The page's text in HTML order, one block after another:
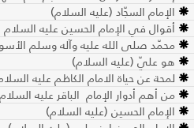
الإمام السجّاد (عليه السلام)
أقوال في الإمام الحسين عليه السلام
محمّد صلى الله عليه وآله وسلم
هو عليّ (عليه السلام)
لمحة عن حياة الامام الكاظم عليه
من أهم أدوار الإمام الباقر عليه السلام
الإمام الحسين (عليه السلام)